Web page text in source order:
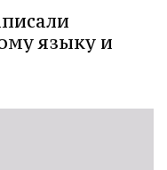
языку и